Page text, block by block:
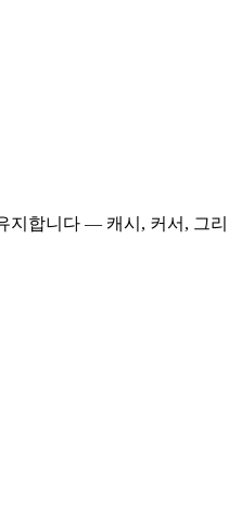
지합니다 — 캐시, 커서, 그리